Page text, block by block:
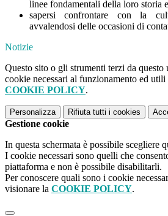
linee fondamentali della loro storia
sapersi confrontare con la
avvalendosi delle occasioni di
Notizie
Questo sito o gli strumenti terzi da
cookie necessari al funzionamento ed
COOKIE POLICY.
Personalizza Rifiuta tutti i cookies
Gestione cookie
In questa schermata è possibile scegliere
I cookie necessari sono quelli che
piattaforma e non è possibile disabilitarli.
Per conoscere quali sono i cookie
visionare la COOKIE POLICY.